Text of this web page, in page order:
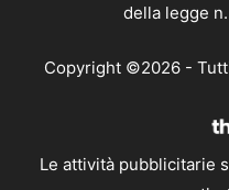
della legge
Copyright ©2026 -
Le attività pubblicitarie